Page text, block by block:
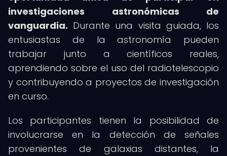
investigaciones astronómicas de
vanguardia. Durante una visita guiada, los
entusiastas de la astronomía pueden
trabajar junto a científicos reales,
aprendiendo sobre el uso del radiotelescopio
y contribuyendo a proyectos de investigación
en curso.
Los participantes tienen la posibilidad de
involucrarse en la detección de señales
provenientes de galaxias distantes, la